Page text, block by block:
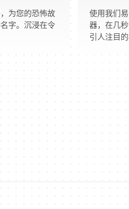
为您的恐怖故
字。沉浸在令
使用我们
器，在几
引人注目的